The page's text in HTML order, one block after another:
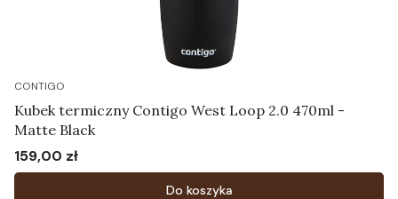
CONTIGO
Kubek termiczny Contigo West Loop 2.0 470ml -
Matte Black
Cena
159,00 zł
Do koszyka